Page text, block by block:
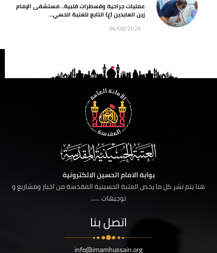
عمليات جراحية وقسطرات قلبية.. مستشفى الإمام
زين العابدين (ع) التابع للعتبة الحسي...
06/08/2026
بوابة الامام الحسين الالكترونية
هنا يتم نشر كل ما يخص العتبة الحسينية المقدسة من اخبار ومشاريع و
توجيهات ......
اتصل بنا
info@imamhussain.org